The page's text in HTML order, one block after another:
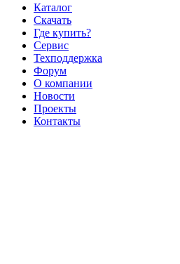
Каталог
Скачать
Где купить?
Сервис
Техподдержка
Форум
О компании
Новости
Проекты
Контакты